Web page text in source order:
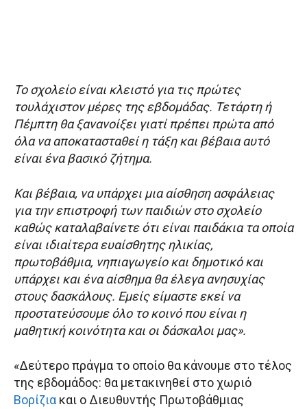
Το σχολείο είναι κλειστό για τις πρώτες
τουλάχιστον μέρες της εβδομάδας. Τετάρτη ή
Πέμπτη θα ξανανοίξει γιατί πρέπει πρώτα από
όλα να αποκατασταθεί η τάξη και βέβαια αυτό
είναι ένα βασικό ζήτημα.
Και βέβαια, να υπάρχει μια αίσθηση ασφάλειας
για την επιστροφή των παιδιών στο σχολείο
καθώς καταλαβαίνετε ότι είναι παιδάκια τα οποία
είναι ιδιαίτερα ευαίσθητης ηλικίας,
πρωτοβάθμια, νηπιαγωγείο και δημοτικό και
υπάρχει και ένα αίσθημα θα έλεγα ανησυχίας
στους δασκάλους. Εμείς είμαστε εκεί να
προστατεύσουμε όλο το κοινό που είναι η
μαθητική κοινότητα και οι δάσκαλοι μας».
«Δεύτερο πράγμα το οποίο θα κάνουμε στο τέλος
της εβδομάδος: θα μετακινηθεί στο χωριό
Βορίζιακαι ο Διευθυντής Πρωτοβάθμιας